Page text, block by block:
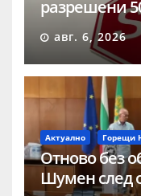
разрешени
„Скорост“ в
авг. 6, 2026
Актуално Горещи
Отново без
Шумен след